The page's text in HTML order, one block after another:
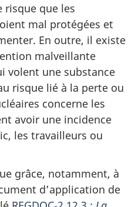
risque que les
mal protégées et
En outre, il existe
malveillante
volent une substance
risque lié à la perte ou
concerne les
avoir une incidence
les travailleurs ou
grâce, notamment, à
d’application de